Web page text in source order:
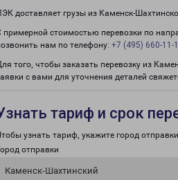
доставляет грузы из Каменск-
примерной стоимостью перевозки по
нам по телефону: +7 (495) 660-11-
того, чтобы заказать перевозку из
с вами для уточнения деталей
тариф и срок
узнать тариф, укажите город
отправки
Каменск-Шахтинский